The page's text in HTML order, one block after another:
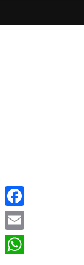
Facebook
Email